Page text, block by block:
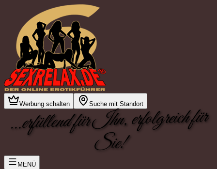
Werbung schalten Suche mit Standort
...erfüllend für Ihn, erfolgreich für
Sie!
MENÜ